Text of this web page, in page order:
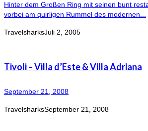
Hinter dem Großen Ring mit seinen bunt
vorbei am quirligen Rummel des modernen...
TravelsharksJuli 2, 2005
Tivoli – Villa d’Este & Villa Adriana
September 21, 2008
TravelsharksSeptember 21, 2008